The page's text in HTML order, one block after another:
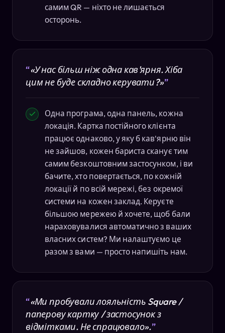
самим QR — ніхто не лишається
осторонь.
«У нас більш ніж одна кав'ярня. Хіба
цим не буде складно керувати?»
Одна програма, одна панель, кожна
локація. Картка постійного клієнта
працює однаково, у яку б кав'ярню він
не зайшов, кожен бариста сканує тим
самим безкоштовним застосунком, і ви
бачите, хто повертається, по кожній
локації й по всій мережі, без окремої
системи на кожен заклад. Керуєте
більшою мережею й хочете, щоб бали
нараховувалися автоматично з ваших
власних систем? Ми налаштуємо це
разом з вами — просто напишіть нам.
«Ми пробували лояльність Square /
паперову картку / застосунок з
відмітками. Не спрацювало».